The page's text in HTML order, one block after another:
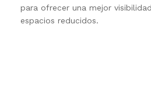
para ofrecer una mejor
espacios reducidos.